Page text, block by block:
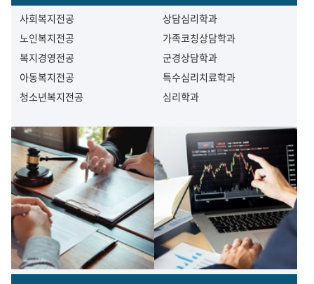
사회복지전공
노인복지전공
복지경영전공
아동복지전공
청소년복지전공
상담심리학과
가족코칭상담학과
군경상담학과
특수심리치료학과
심리학과